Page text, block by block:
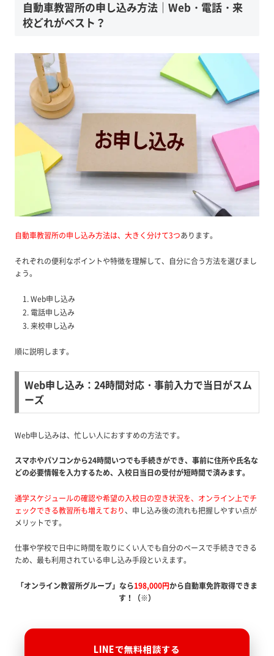
自動車教習所の申し込み方法｜Web・電話・来
校どれがベスト？
自動車教習所の申し込み方法は、大きく分けて3つあります。
それぞれの便利なポイントや特徴を理解して、自分に合う方法を選びまし
ょう。
Web申し込み
電話申し込み
来校申し込み
順に説明します。
Web申し込み：24時間対応・事前入力で当日がスム
ーズ
Web申し込みは、忙しい人におすすめの方法です。
スマホやパソコンから24時間いつでも手続きができ、事前に住所や氏名な
どの必要情報を入力するため、入校日当日の受付が短時間で済みます。
通学スケジュールの確認や希望の入校日の空き状況を、オンライン上でチ
ェックできる教習所も増えており、申し込み後の流れも把握しやすい点が
メリットです。
仕事や学校で日中に時間を取りにくい人でも自分のペースで手続きできる
ため、最も利用されている申し込み手段といえます。
「オンライン教習所グループ」なら198,000円から自動車免許取得できま
す！（※）
LINEで無料相談する